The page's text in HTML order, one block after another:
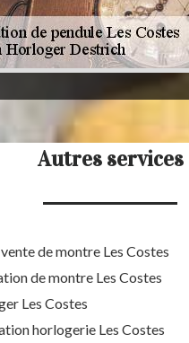
Autres services
de montre Les Costes
de montre Les Costes
Les Costes
horlogerie Les Costes